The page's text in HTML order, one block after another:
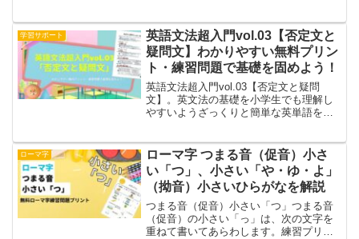
か、起こっているのか、起こるのかを表
すための大切な文法です。...
学習サポート
英語文法超入門vol.03【否定文と
疑問文】わかりやすい無料プリン
ト・練習問題で基礎を固めよう！
英語文法超入門vol.03【否定文と疑問
文】。英文法の基礎を小学生でも理解し
やすいようざっくりと簡単な英単語を使
ローマ字
ローマ字 つまる音（促音）小さ
い「つ」、小さい「や・ゆ・よ」
（拗音）小さいひらがなを解説
つまる音（促音）小さい「つ」つまる音
（促音）の小さい「っ」は、次の文字を
重ねて書いてあらわします。練習プリン